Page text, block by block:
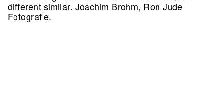
different similar. Joachim Brohm, Ron Jude
Fotografie.